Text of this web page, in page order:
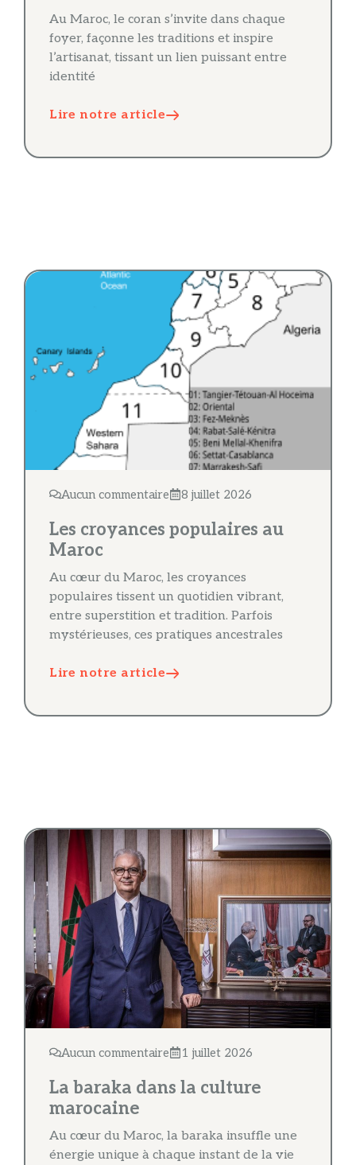
Au Maroc, le coran s’invite dans chaque
foyer, façonne les traditions et inspire
l’artisanat, tissant un lien puissant entre
identité
Lire notre article
Aucun commentaire 8 juillet 2026
Les croyances populaires au
Maroc
Au cœur du Maroc, les croyances
populaires tissent un quotidien vibrant,
entre superstition et tradition. Parfois
mystérieuses, ces pratiques ancestrales
Lire notre article
Aucun commentaire 1 juillet 2026
La baraka dans la culture
marocaine
Au cœur du Maroc, la baraka insuffle une
énergie unique à chaque instant de la vie